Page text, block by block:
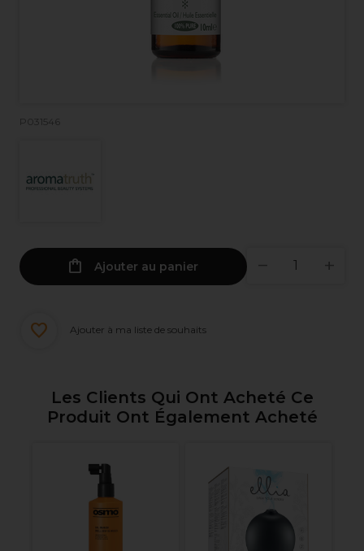
P031546
Ajouter au panier
Ajouter à ma liste de souhaits
Les Clients Qui Ont Acheté Ce
Produit Ont Également Acheté